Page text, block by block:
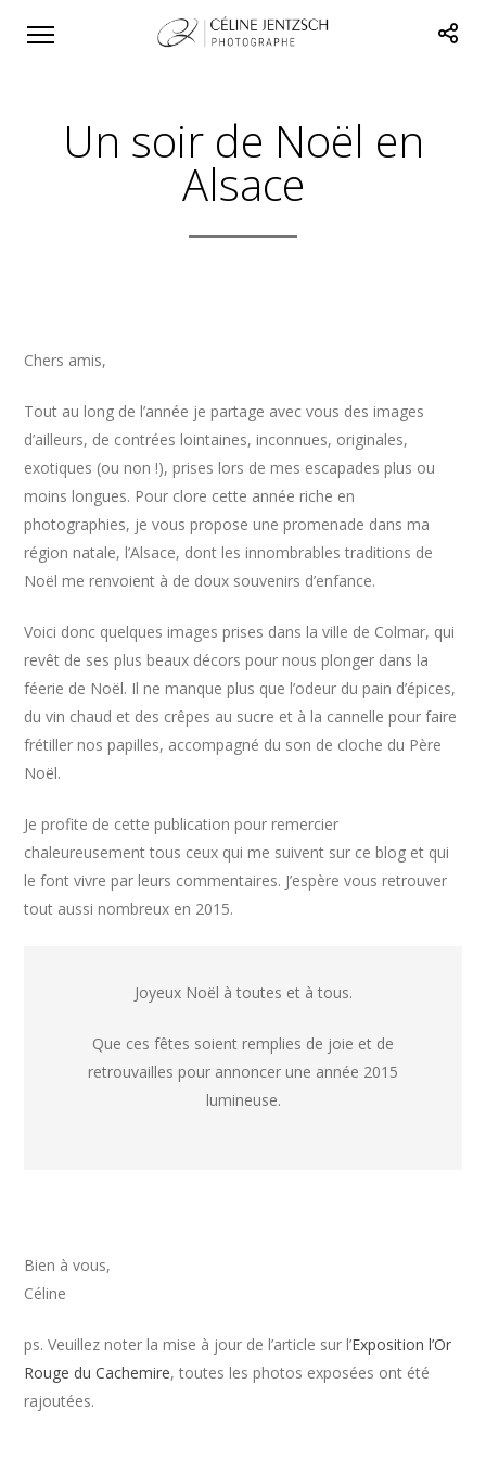
Un soir de Noël en
Alsace
Chers amis,
Tout au long de l’année je partage avec vous des images
d’ailleurs, de contrées lointaines, inconnues, originales,
exotiques (ou non !), prises lors de mes escapades plus ou
moins longues. Pour clore cette année riche en
photographies, je vous propose une promenade dans ma
région natale, l’Alsace, dont les innombrables traditions de
Noël me renvoient à de doux souvenirs d’enfance.
Voici donc quelques images prises dans la ville de Colmar, qui
revêt de ses plus beaux décors pour nous plonger dans la
féerie de Noël. Il ne manque plus que l’odeur du pain d’épices,
du vin chaud et des crêpes au sucre et à la cannelle pour faire
frétiller nos papilles, accompagné du son de cloche du Père
Noël.
Je profite de cette publication pour remercier
chaleureusement tous ceux qui me suivent sur ce blog et qui
le font vivre par leurs commentaires. J’espère vous retrouver
tout aussi nombreux en 2015.
Joyeux Noël à toutes et à tous.
Que ces fêtes soient remplies de joie et de
retrouvailles pour annoncer une année 2015
lumineuse.
Bien à vous,
Céline
ps. Veuillez noter la mise à jour de l’article sur l’Exposition l’Or
Rouge du Cachemire, toutes les photos exposées ont été
rajoutées.